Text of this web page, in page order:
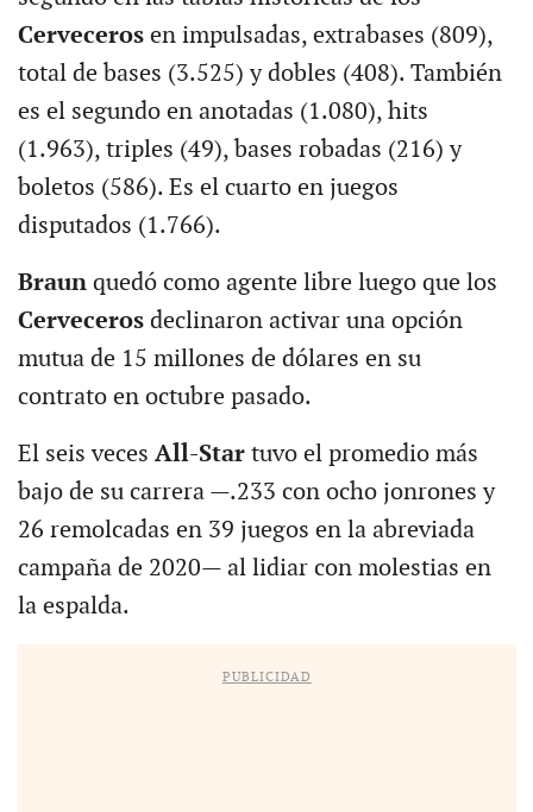
Cerveceros en impulsadas, extrabases (809),
total de bases (3.525) y dobles (408). También
es el segundo en anotadas (1.080), hits
(1.963), triples (49), bases robadas (216) y
boletos (586). Es el cuarto en juegos
disputados (1.766).
Braun quedó como agente libre luego que los
Cerveceros declinaron activar una opción
mutua de 15 millones de dólares en su
contrato en octubre pasado.
El seis veces All-Star tuvo el promedio más
bajo de su carrera —.233 con ocho jonrones y
26 remolcadas en 39 juegos en la abreviada
campaña de 2020— al lidiar con molestias en
la espalda.
PUBLICIDAD